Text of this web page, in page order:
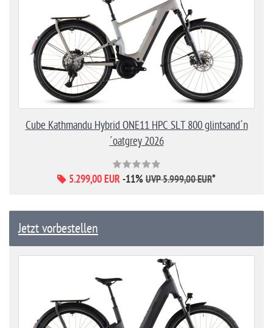
Cube Kathmandu Hybrid ONE11 HPC SLT 800 glintsand´n
´oatgrey 2026
5.299,00 EUR-11% UVP 5.999,00 EUR*
Jetzt vorbestellen